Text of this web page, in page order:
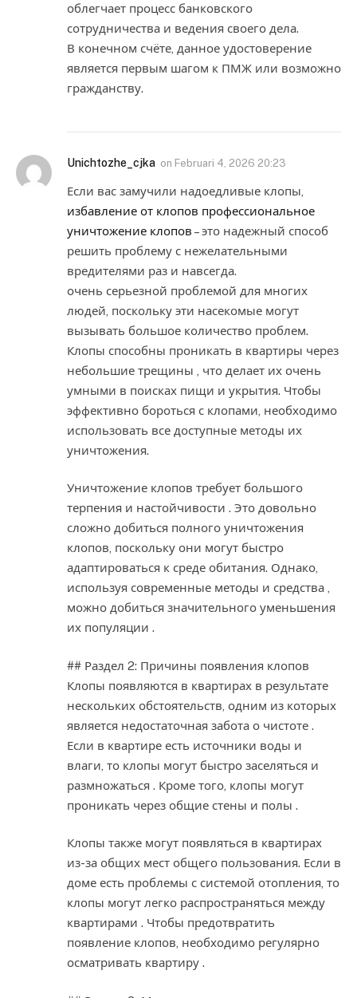
облегчает процесс банковского
сотрудничества и ведения своего дела.
В конечном счёте, данное удостоверение
является первым шагом к ПМЖ или возможно
гражданству.
Unichtozhe_cjka on Februari 4, 2026 20:23
Если вас замучили надоедливые клопы,
избавление от клопов профессиональное
уничтожение клопов – это надежный способ
решить проблему с нежелательными
вредителями раз и навсегда.
очень серьезной проблемой для многих
людей, поскольку эти насекомые могут
вызывать большое количество проблем.
Клопы способны проникать в квартиры через
небольшие трещины , что делает их очень
умными в поисках пищи и укрытия. Чтобы
эффективно бороться с клопами, необходимо
использовать все доступные методы их
уничтожения.
Уничтожение клопов требует большого
терпения и настойчивости . Это довольно
сложно добиться полного уничтожения
клопов, поскольку они могут быстро
адаптироваться к среде обитания. Однако,
используя современные методы и средства ,
можно добиться значительного уменьшения
их популяции .
## Раздел 2: Причины появления клопов
Клопы появляются в квартирах в результате
нескольких обстоятельств, одним из которых
является недостаточная забота о чистоте .
Если в квартире есть источники воды и
влаги, то клопы могут быстро заселяться и
размножаться . Кроме того, клопы могут
проникать через общие стены и полы .
Клопы также могут появляться в квартирах
из-за общих мест общего пользования. Если в
доме есть проблемы с системой отопления, то
клопы могут легко распространяться между
квартирами . Чтобы предотвратить
появление клопов, необходимо регулярно
осматривать квартиру .